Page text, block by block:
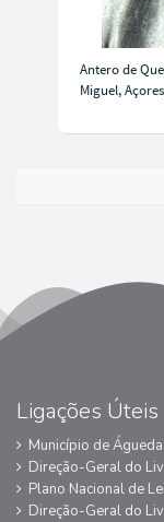
Antero de
Miguel,
Ligações Úteis
Município de Águeda
Direção-Geral do
Plano Nacional de
Direção-Geral do